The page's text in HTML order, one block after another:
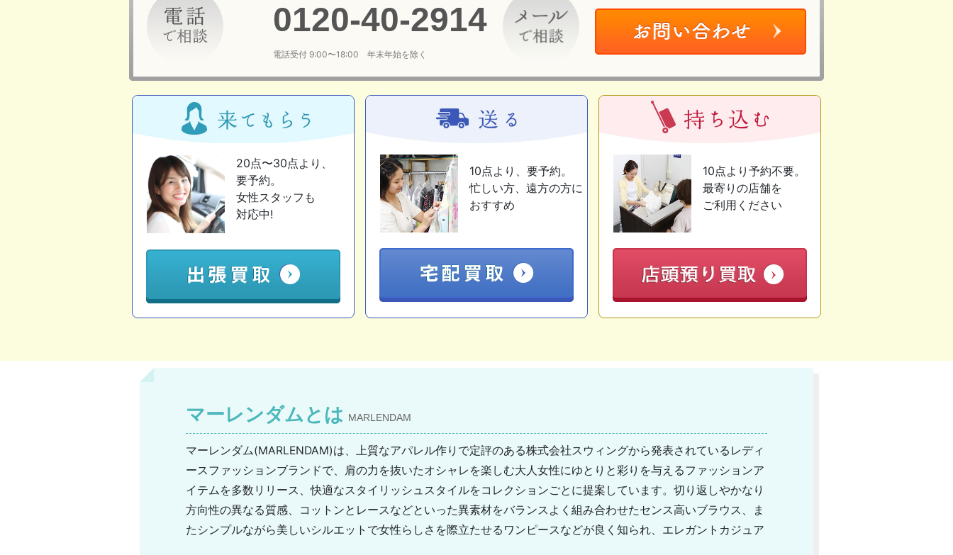
0120-40-2914
電話受付 9:00〜18:00 年末年始を除く
20点〜30点より、
要予約。
女性スタッフも
対応中!
10点より、要予約。
忙しい方、遠方の方に
おすすめ
10点より予約不要。
最寄りの店舗を
ご利用ください
マーレンダムとは MARLENDAM
マーレンダム(MARLENDAM)は、上質なアパレル作りで定評のある株式会社スウィングから発表されているレディ
ースファッションブランドで、肩の力を抜いたオシャレを楽しむ大人女性にゆとりと彩りを与えるファッションア
イテムを多数リリース、快適なスタイリッシュスタイルをコレクションごとに提案しています。切り返しやかなり
方向性の異なる質感、コットンとレースなどといった異素材をバランスよく組み合わせたセンス高いブラウス、ま
たシンプルながら美しいシルエットで女性らしさを際立たせるワンピースなどが良く知られ、エレガントカジュア